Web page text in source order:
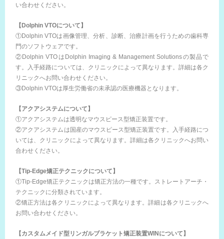
い合わせください。
【Dolphin VTOについて】
①Dolphin VTOは画像管理、分析、診断、治療計画を行うための歯科専
門のソフトウェアです。
②Dolphin VTOはDolphin Imaging & Management Solutionsの製品で
す。入手経路については、クリニックによって異なります。詳細は各ク
リニックへお問い合わせください。
③Dolphin VTOは厚生労働省の未承認の医療機器となります。
【アクアシステムについて】
①アクアシステムは透明なマウスピース型矯正装置です。
②アクアシステムは国産のマウスピース型矯正装置です。入手経路につ
いては、クリニックによって異なります。詳細は各クリニックへお問い
合わせください。
【Tip-Edge矯正テクニックについて】
①Tip-Edge矯正テクニックは矯正方法の一種です。ストレートアーチ・
テクニックに分類されています。
②矯正方法は各クリニックによって異なります。詳細は各クリニックへ
お問い合わせください。
【カスタムメイド型リンガルブラケット矯正装置WINについて】